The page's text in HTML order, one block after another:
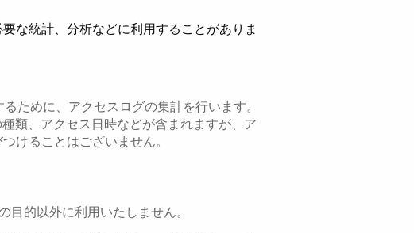
な統計、分析などに利用することがありま
ために、アクセスログの集計を行います。
類、アクセス日時などが含まれますが、ア
けることはございません。
的以外に利用いたしません。